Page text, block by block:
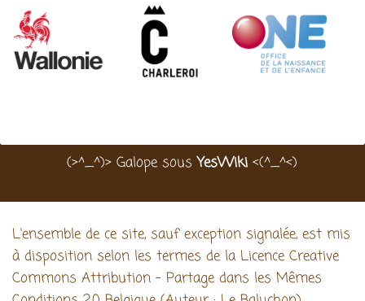
(>^_^)> Galope sousYesWiki <(^_^<)
L'ensemble de ce site, sauf exception signalée, est mis
à disposition selon les termes de la Licence Creative
Commons Attribution - Partage dans les Mêmes